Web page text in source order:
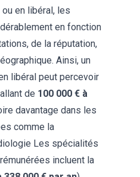
en libéral, les
en fonction
de la réputation,
Ainsi, un
libéral peut percevoir
de 100 000 € à
davantage dans les
comme la
Les spécialités
incluent la